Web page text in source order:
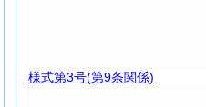
様式第3号(第9条関係)